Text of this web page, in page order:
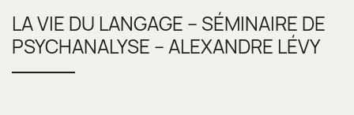
LA VIE DU LANGAGE – SÉMINAIRE DE
PSYCHANALYSE – ALEXANDRE LÉVY